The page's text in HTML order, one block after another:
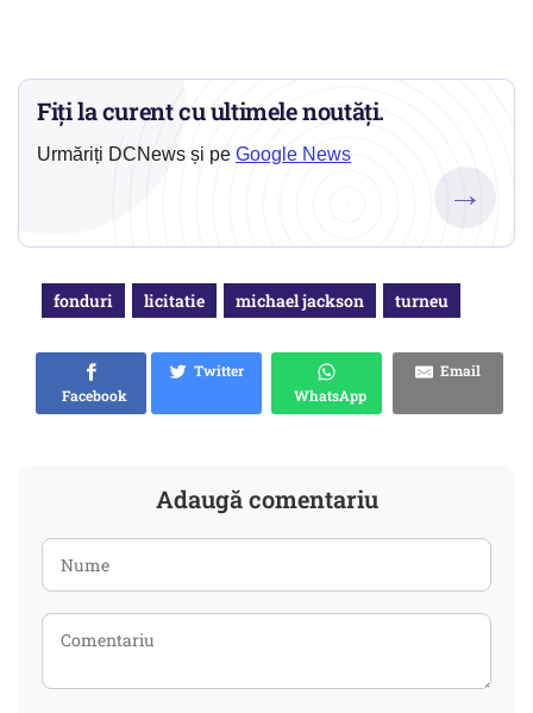
Fiți la curent cu ultimele noutăți.
Urmăriți DCNews și pe Google News
→
fonduri licitatie michael jackson turneu
Facebook
Twitter
WhatsApp
Email
Adaugă comentariu